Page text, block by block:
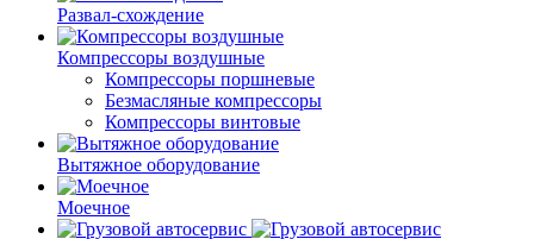
Развал-схождение
Компрессоры воздушные
Компрессоры поршневые
Безмасляные компрессоры
Компрессоры винтовые
Вытяжное оборудование
Моечное